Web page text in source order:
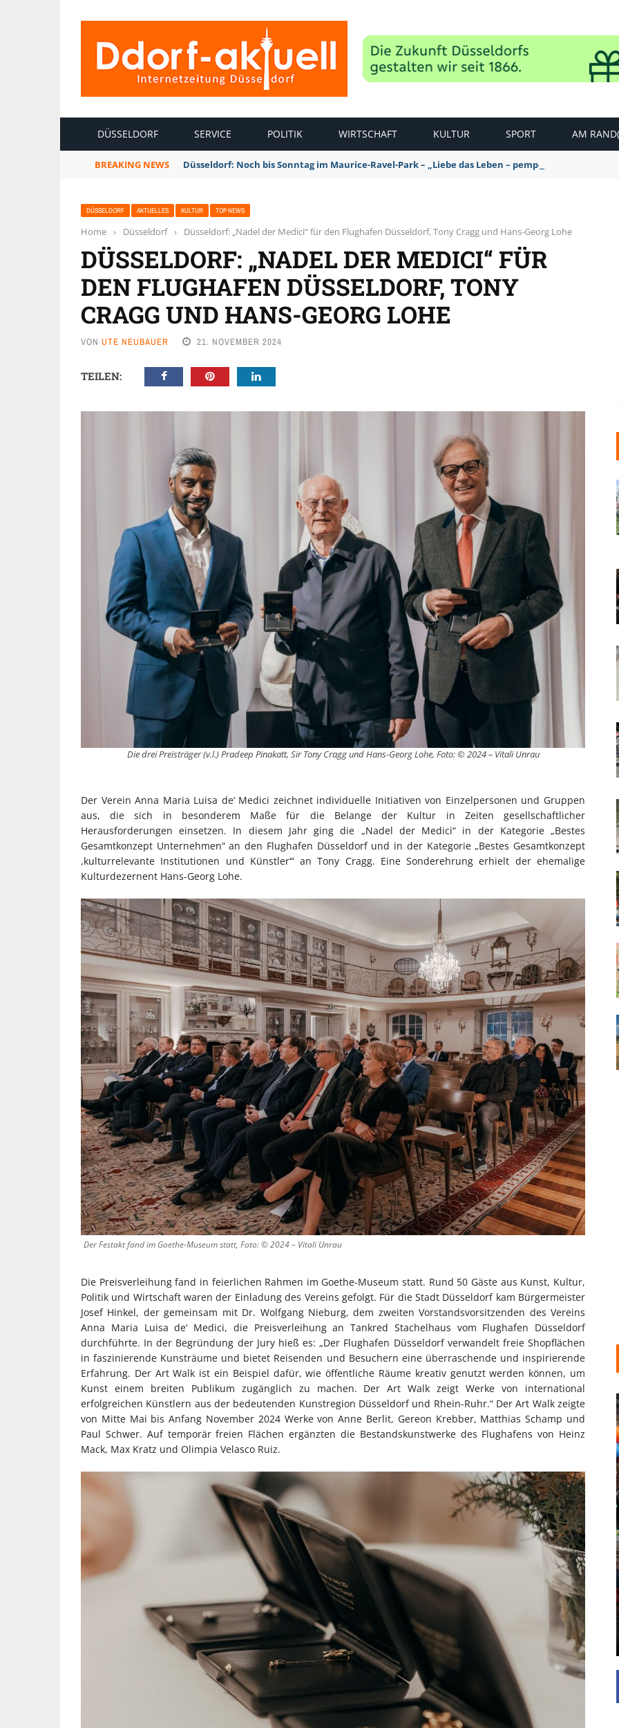
DÜSSELDORF SERVICE POLITIK WIRTSCHAFT KULTUR SPORT AM
BREAKING NEWS Düsseldorf: Noch bis Sonntag im Maurice-Ravel-Park – „Liebe das Leben – pempelfort music
DÜSSELDORF AKTUELLES KULTUR TOP NEWS
Home › Düsseldorf › Düsseldorf: „Nadel der Medici“ für den Flughafen Düsseldorf, Tony Cragg und Hans-Georg Lohe
DÜSSELDORF: „NADEL DER MEDICI“ FÜR
DEN FLUGHAFEN DÜSSELDORF, TONY
CRAGG UND HANS-GEORG LOHE
VON UTE NEUBAUER 21. NOVEMBER 2024
TEILEN:
Die drei Preisträger (v.l.) Pradeep Pinakatt, Sir Tony Cragg und Hans-Georg Lohe, Foto: © 2024 – Vitali Unrau
Der Verein Anna Maria Luisa de‘ Medici zeichnet individuelle Initiativen von Einzelpersonen und Gruppen
aus, die sich in besonderem Maße für die Belange der Kultur in Zeiten gesellschaftlicher
Herausforderungen einsetzen. In diesem Jahr ging die „Nadel der Medici“ in der Kategorie „Bestes
Gesamtkonzept Unternehmen“ an den Flughafen Düsseldorf und in der Kategorie „Bestes Gesamtkonzept
,kulturrelevante Institutionen und Künstler‘“ an Tony Cragg. Eine Sonderehrung erhielt der ehemalige
Kulturdezernent Hans-Georg Lohe.
Der Festakt fand im Goethe-Museum statt, Foto: © 2024 – Vitali Unrau
Die Preisverleihung fand in feierlichen Rahmen im Goethe-Museum statt. Rund 50 Gäste aus Kunst, Kultur,
Politik und Wirtschaft waren der Einladung des Vereins gefolgt. Für die Stadt Düsseldorf kam Bürgermeister
Josef Hinkel, der gemeinsam mit Dr. Wolfgang Nieburg, dem zweiten Vorstandsvorsitzenden des Vereins
Anna Maria Luisa de‘ Medici, die Preisverleihung an Tankred Stachelhaus vom Flughafen Düsseldorf
durchführte. In der Begründung der Jury hieß es: „Der Flughafen Düsseldorf verwandelt freie Shopflächen
in faszinierende Kunsträume und bietet Reisenden und Besuchern eine überraschende und inspirierende
Erfahrung. Der Art Walk ist ein Beispiel dafür, wie öffentliche Räume kreativ genutzt werden können, um
Kunst einem breiten Publikum zugänglich zu machen. Der Art Walk zeigt Werke von international
erfolgreichen Künstlern aus der bedeutenden Kunstregion Düsseldorf und Rhein-Ruhr.“ Der Art Walk zeigte
von Mitte Mai bis Anfang November 2024 Werke von Anne Berlit, Gereon Krebber, Matthias Schamp und
Paul Schwer. Auf temporär freien Flächen ergänzten die Bestandskunstwerke des Flughafens von Heinz
Mack, Max Kratz und Olimpia Velasco Ruiz.
INDUSTRIELLER CHIC: WIE
KUNSTSTOFFFENSTER DEN
LOFT-STIL IN IHREM
EINFAMILIENHAUS
UNTERSTÜTZEN
Die Inspiration des industriellen Chics sind die
Werkshallen des Industriezeitalters. Die Basis für
diesen Stil sind große Räume, schlicht gehalten
mit rustikalen Elementen und großen
Fensterflächen. Wie so vieles wurde ...